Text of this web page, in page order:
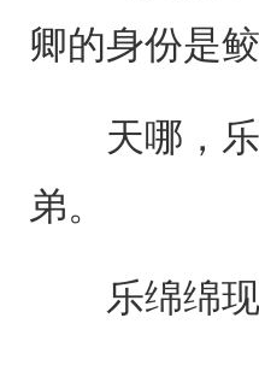
卿的身份是鲛
天哪，乐
弟。
乐绵绵现